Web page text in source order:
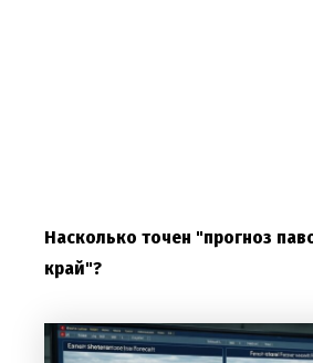
Насколько точен "прогноз
край"?